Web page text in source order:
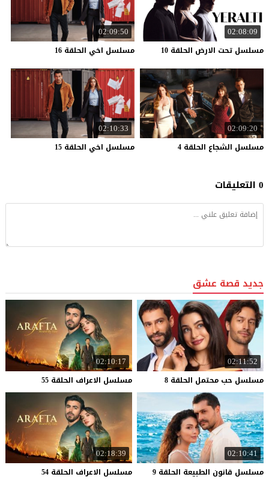
02:08:09
مسلسل تحت الارض الحلقة 10
02:09:50
مسلسل اخي الحلقة 16
02:09:20
مسلسل الشجاع الحلقة 4
02:10:33
مسلسل اخي الحلقة 15
0 التعليقات
جديد قصة عشق
02:11:52
مسلسل حب محتمل الحلقة 8
02:10:17
مسلسل الاعراف الحلقة 55
02:10:41
مسلسل قانون الطبيعة الحلقة 9
02:18:39
مسلسل الاعراف الحلقة 54